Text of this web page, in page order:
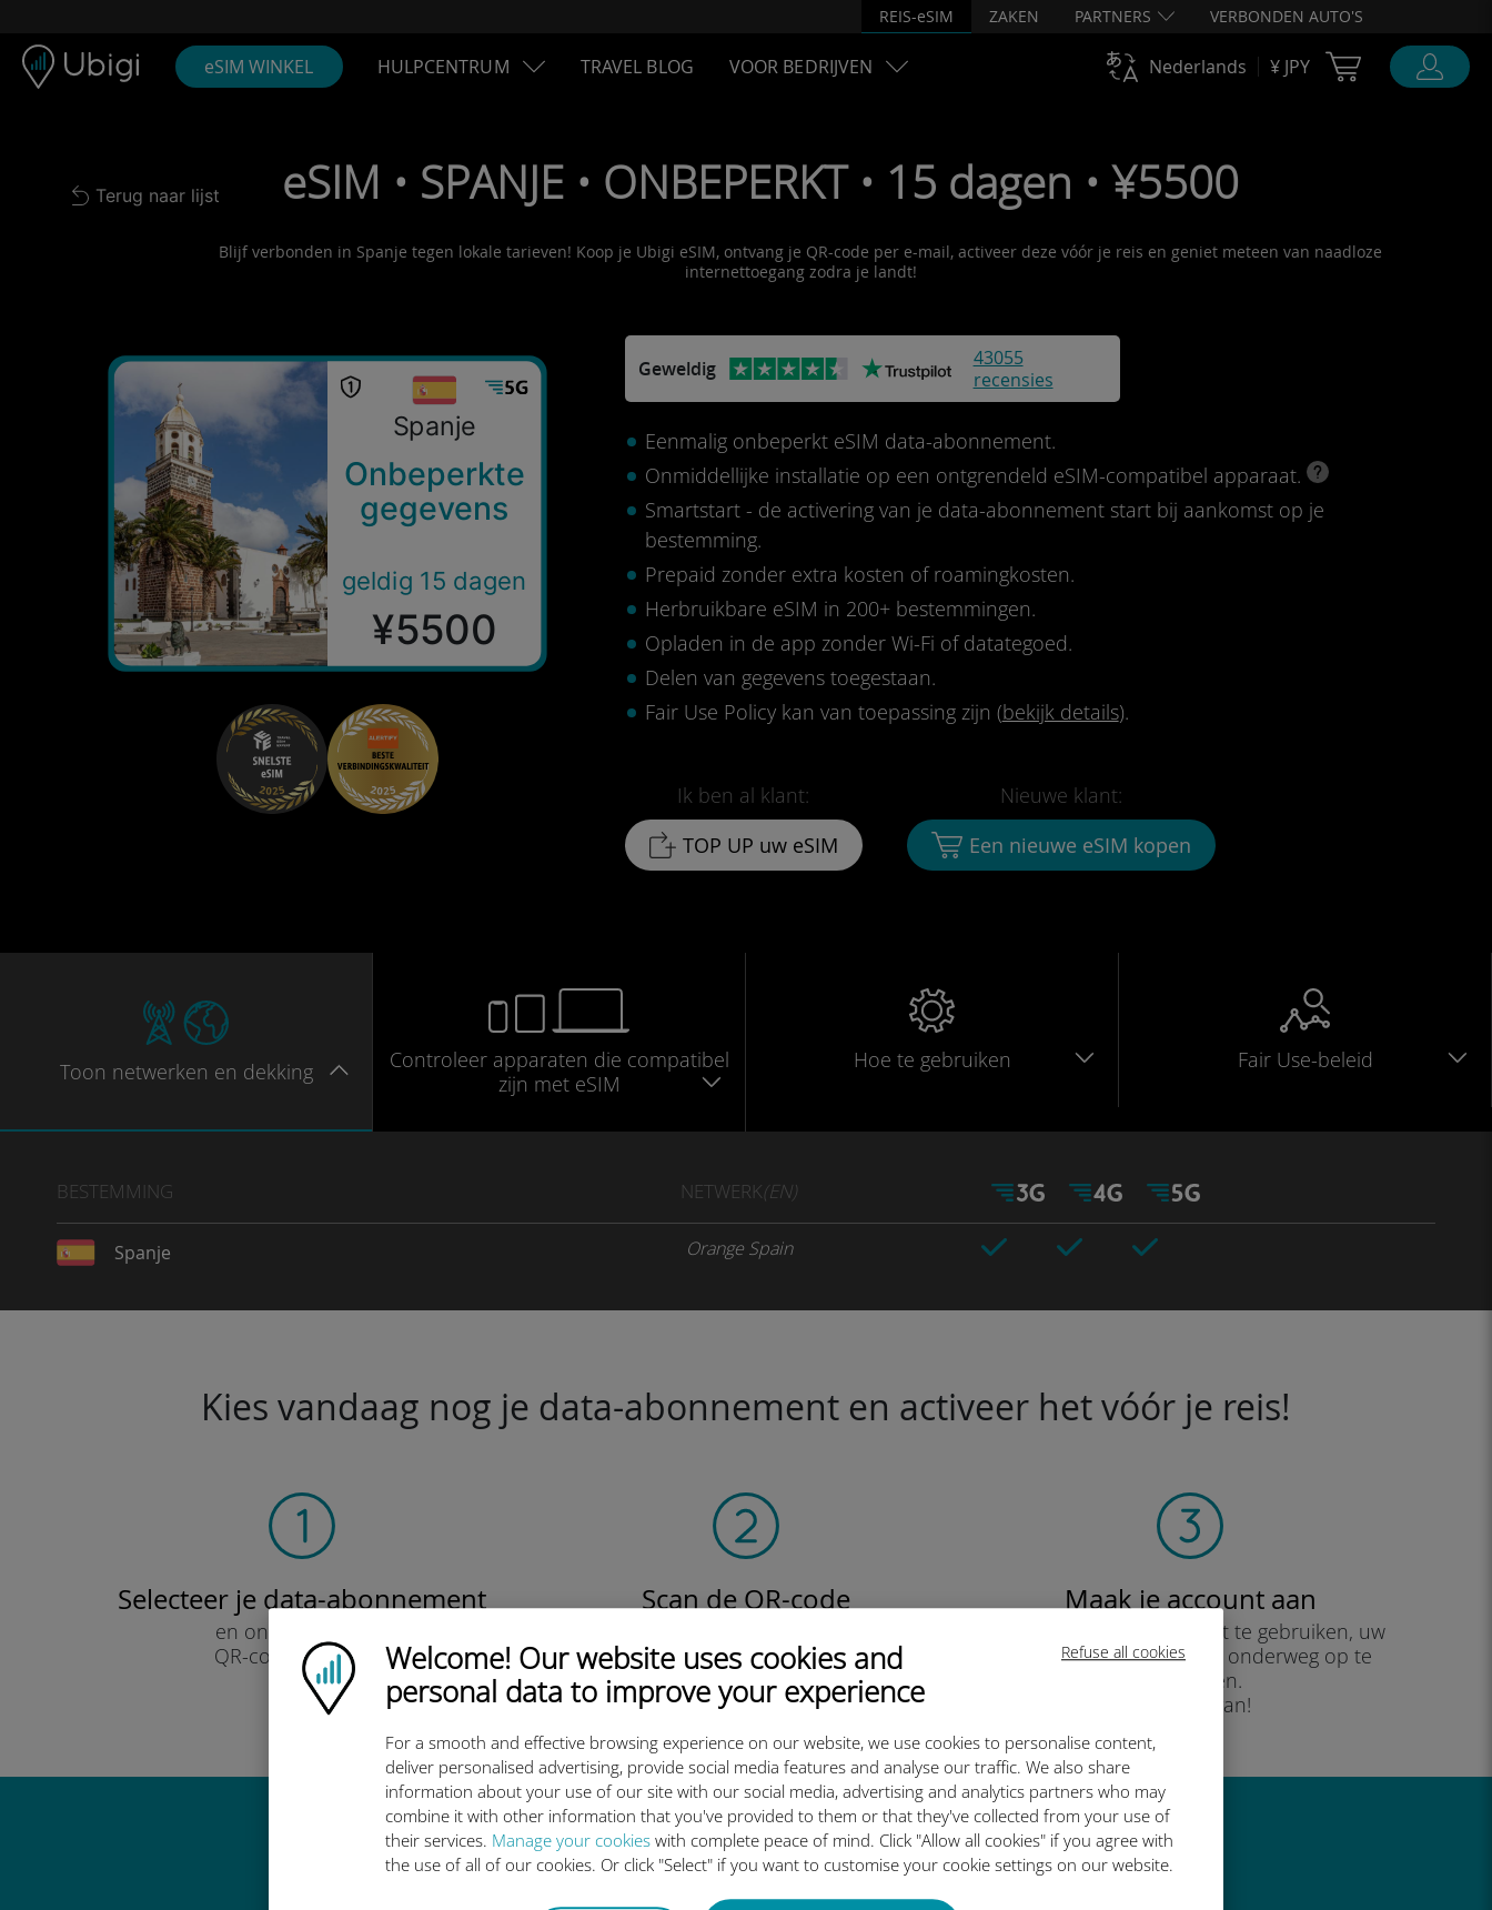
Refuse all cookies
Ubigi logo
Welcome! Our website uses cookies and
personal data to improve your experience
For a smooth and effective browsing experience on our website, we use cookies to personalise content,
deliver personalised advertising, provide social media features and analyse our traffic. We also share
information about your use of our site with our social media, advertising and analytics partners who may
combine it with other information that you've provided to them or that they've collected from your use of
their services. Manage your cookies with complete peace of mind. Click "Allow all cookies" if you agree with
the use of all of our cookies. Or click "Select" if you want to customise your cookie settings on our website.
REIS-eSIM ZAKEN PARTNERS VERBONDEN AUTO'S
eSIM WINKEL HULPCENTRUM TRAVEL BLOG VOOR BEDRIJVEN Nederlands ¥ JPY Cart Ubigi
Back to list
Terug naar lijst eSIM • SPANJE • ONBEPERKT • 15 dagen • ¥5500
Blijf verbonden in Spanje tegen lokale tarieven! Koop je Ubigi eSIM, ontvang je QR-code per e-mail, activeer deze vóór je reis en geniet meteen van naadloze
internettoegang zodra je landt!
Spanje
Onbeperkte
gegevens
geldig 15 dagen
¥5500
Geweldig
43055
recensies
Eenmalig onbeperkt eSIM data-abonnement.
Onmiddellijke installatie op een ontgrendeld eSIM-compatibel apparaat.
Smartstart - de activering van je data-abonnement start bij aankomst op je
bestemming.
Prepaid zonder extra kosten of roamingkosten.
Herbruikbare eSIM in 200+ bestemmingen.
Opladen in de app zonder Wi-Fi of datategoed.
Delen van gegevens toegestaan.
Fair Use Policy kan van toepassing zijn (bekijk details).
Ik ben al klant:
TOP UP uw eSIM
Nieuwe klant:
Een nieuwe eSIM kopen
Toon netwerken en dekking Controleer apparaten die compatibel
zijn met eSIM
Hoe te gebruiken Fair Use-beleid
BESTEMMING NETWERK(EN)
Spanje Orange Spain
Kies vandaag nog je data-abonnement en activeer het vóór je reis!
Selecteer je data-abonnement
en ontvang het per
QR-code via e-mail.
Snel!
Scan de QR-code
de Ubigi eSIM te installeren.
Eenvoudig!
Maak je account aan
om uw data-abonnement te gebruiken, uw
saldo te controleren en onderweg op te
waarderen.
Geniet ervan!
Waarom de internationale eSIM van Ubigi zo geweldig is